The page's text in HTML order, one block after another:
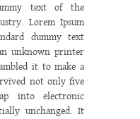
text of the
Lorem Ipsum
dummy text
unknown printer
it to make a
not only five
into electronic
unchanged. It